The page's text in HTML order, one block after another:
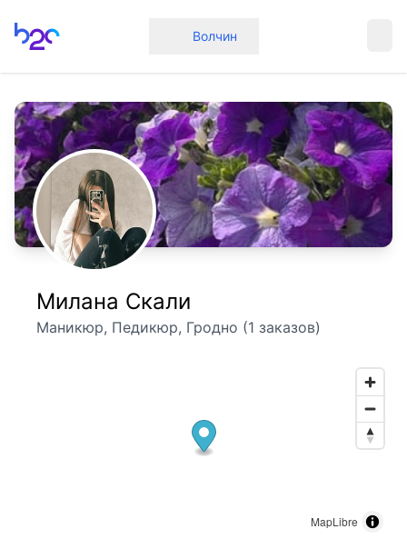
Главная Волчин
Милана Скали
Маникюр, Педикюр, Гродно (1 заказов)
MapLibre